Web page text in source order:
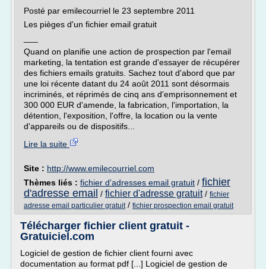
Posté par emilecourriel le 23 septembre 2011
Les pièges d'un fichier email gratuit
Quand on planifie une action de prospection par l'email
marketing, la tentation est grande d'essayer de récupérer
des fichiers emails gratuits. Sachez tout d'abord que par
une loi récente datant du 24 août 2011 sont désormais
incriminés, et réprimés de cinq ans d'emprisonnement et
300 000 EUR d'amende, la fabrication, l'importation, la
détention, l'exposition, l'offre, la location ou la vente
d'appareils ou de dispositifs...
Lire la suite
Site : http://www.emilecourriel.com
Thèmes liés : fichier d'adresses email gratuit / fichier
d'adresse email / fichier d'adresse gratuit/ fichier
adresse email particulier gratuit/ fichier prospection email gratuit
Télécharger fichier client gratuit -
Gratuiciel.com
Logiciel de gestion de fichier client fourni avec
documentation au format pdf [...] Logiciel de gestion de